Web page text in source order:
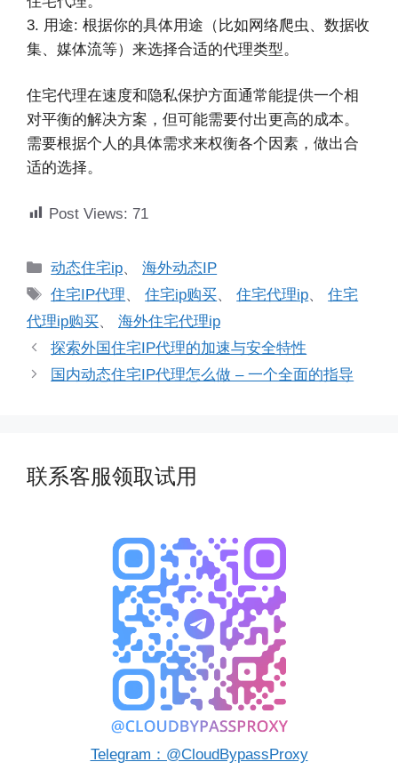
3. 用途: 根据你的具体用途（比如网络爬虫、数据收
集、媒体流等）来选择合适的代理类型。
住宅代理在速度和隐私保护方面通常能提供一个相
对平衡的解决方案，但可能需要付出更高的成本。
需要根据个人的具体需求来权衡各个因素，做出合
适的选择。
Post Views: 71
分
类
动态住宅ip、海外动态IP
标
签
住宅IP代理、住宅ip购买、住宅代理ip、住宅
代理ip购买、 海外住宅代理ip
探索外国住宅IP代理的加速与安全特性
国内动态住宅IP代理怎么做 – 一个全面的指导
联系客服领取试用
Telegram：@CloudBypassProxy